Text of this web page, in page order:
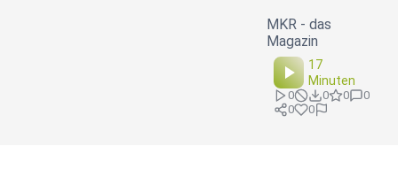
MKR - das
Magazin
17
Minuten
0 0 0
0
0
0